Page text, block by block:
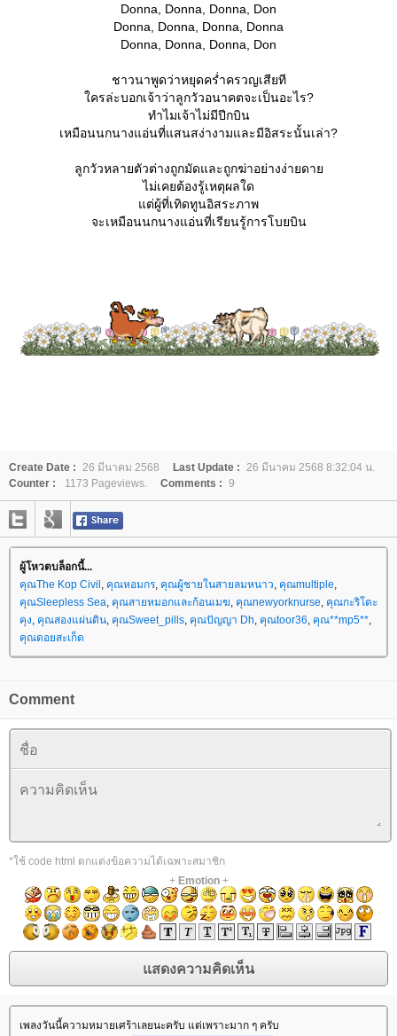
Donna, Donna, Donna, Don
Donna, Donna, Donna, Donna
Donna, Donna, Donna, Don
ชาวนาพูดว่าหยุดคร่ำครวญเสียที
ครล่ะบอกเจ้าว่าลูกวัวอนาคตจะเป็นอะไร?
ทำไมเจ้าไม่มีปีกบิน
เหมือนนกนางแอ่นที่แสนสง่างามและมีอิสระนั้นเล่า?
ลูกวัวหลายตัวต่างถูกมัดและถูกฆ่าอย่างง่ายดา
ไม่เคยต้องรู้เหตุผลใด
ต่ผู้ที่เทิดทูนอิสระภาพ
จะเหมือนนกนางแอ่นที่เรียนรู้การโบยบิน
Create Date : 26 มีนาคม 2568 Last Update : 26 มีนาคม 2568 8:32:04 น.
Counter :
1173 Pageviews. Comments : 9
ผู้โหวตบล็อกนี้...
คุณThe Kop Civil , คุณหอมกร, คุณผู้ชายในสายลมหนาว, คุณmultiple,
คุณSleepless Sea, คุณสายหมอกและก้อนเมฆ, คุณnewyorknurse, คุณกะริโตะ
คุง, คุณสองแผ่นดิน, คุณSweet_pills, คุณปัญญา Dh, คุณtoor36, คุณ**mp5**,
คุณดอยสะเก็ด
Comment
*ใช้ code html ตกแต่งข้อความได้เฉพาะสมาชิก
+ Emotion+
เพลงวันนี้ความหมายเศร้าเลยนะครับ แต่เพราะมาก ๆ ครับ